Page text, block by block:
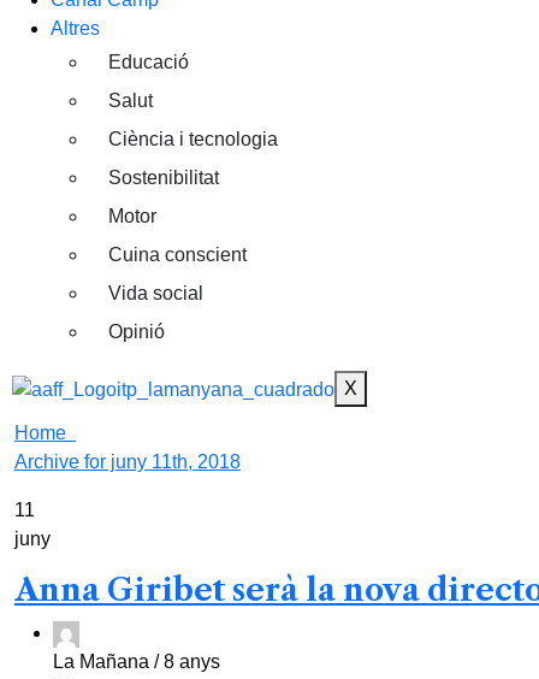
Altres
Educació
Salut
Ciència i tecnologia
Sostenibilitat
Motor
Cuina conscient
Vida social
Opinió
X
Home
Archive for juny 11th, 2018
11
juny
Anna Giribet serà la nova
La Mañana /8 anys